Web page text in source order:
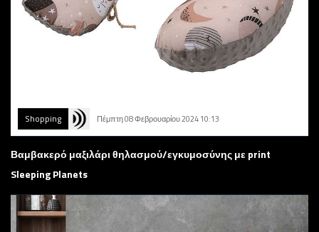
Shopping Πέμπτη 08 Φεβρουαρίου 2024 10:13
Βαμβακερό μαξιλάρι θηλασμού/εγκυμοσύνης με print
Sleeping Planets